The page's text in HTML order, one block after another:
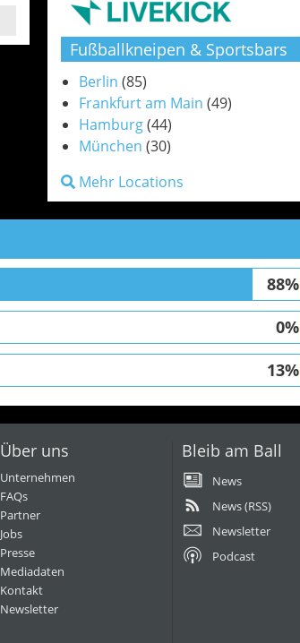
Fußballkneipen & Sportsbars
Berlin (85)
Frankfurt am Main (49)
Hamburg(44)
München (30)
Mehr Locations
88%
0%
13%
Über uns
Unternehmen
FAQs
Partner
Jobs
Presse
Mediadaten
Kontakt
Newsletter
Bleib am Ball
News
News (RSS)
Newsletter
Podcast